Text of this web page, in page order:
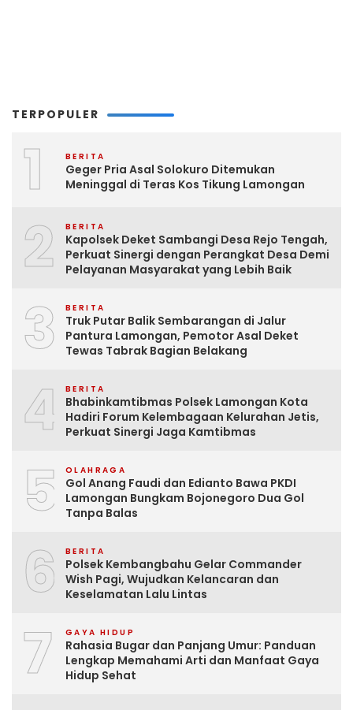
TERPOPULER
1 BERITA
Geger Pria Asal Solokuro Ditemukan
Meninggal di Teras Kos Tikung Lamongan
2 BERITA
Kapolsek Deket Sambangi Desa Rejo Tengah,
Perkuat Sinergi dengan Perangkat Desa Demi
Pelayanan Masyarakat yang Lebih Baik
3 BERITA
Truk Putar Balik Sembarangan di Jalur
Pantura Lamongan, Pemotor Asal Deket
Tewas Tabrak Bagian Belakang
4 BERITA
Bhabinkamtibmas Polsek Lamongan Kota
Hadiri Forum Kelembagaan Kelurahan Jetis,
Perkuat Sinergi Jaga Kamtibmas
5 OLAHRAGA
Gol Anang Faudi dan Edianto Bawa PKDI
Lamongan Bungkam Bojonegoro Dua Gol
Tanpa Balas
6 BERITA
Polsek Kembangbahu Gelar Commander
Wish Pagi, Wujudkan Kelancaran dan
Keselamatan Lalu Lintas
7 GAYA HIDUP
Rahasia Bugar dan Panjang Umur: Panduan
Lengkap Memahami Arti dan Manfaat Gaya
Hidup Sehat